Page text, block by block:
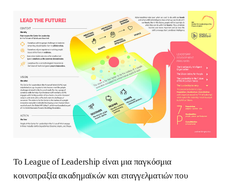
Το League of Leadership είναι μια παγκόσμια
κοινοπραξία ακαδημαϊκών και επαγγελματιών που